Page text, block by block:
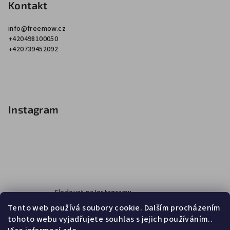
Tento web používá soubory cookie. Dalším procházením
tohoto webu vyjadřujete souhlas s jejich používáním..
Kontakt
info@freemow.cz
+420498100050
+420739452092
Instagram
Sledovat na Instagramu